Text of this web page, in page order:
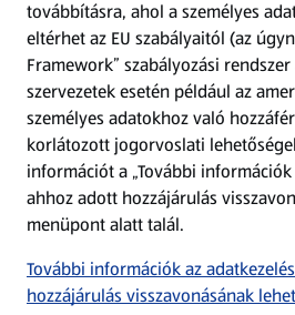
Adattörlő alkalmazás
Szervizpont
(új oldalon nyílik meg)
Fedezz fel minket az interneten!
Töltsd le az ALDI Magyarország
továbbításra, ahol a személyes
eltérhet az EU szabályaitól (az
Framework” szabályozási
szervezetek esetén például az
személyes adatokhoz való
korlátozott jogorvoslati
információt a „További
ahhoz adott hozzájárulás
menüpont alatt talál.
További információk az
hozzájárulás visszavonásának